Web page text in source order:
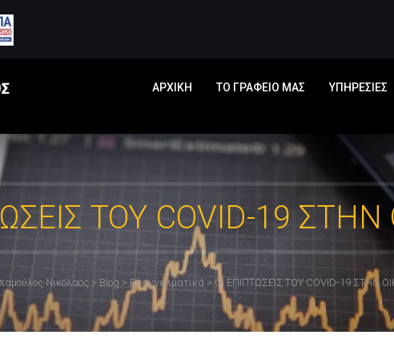
ΑΡΧΙΚΗ ΤΟ ΓΡΑΦΕΙΟ ΜΑΣ ΥΠΗΡΕΣΙΕΣ
ΤΟΥ COVID-19
Νικόλαος> Blog > Επαγγελματικά > ΟΙ ΕΠΙΠΤΏΣΕΙΣ ΤΟΥ COVID-19 ΣΤΗΝ